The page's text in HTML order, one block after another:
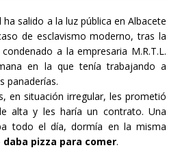
salido a la luz pública en Albacete
de esclavismo moderno, tras la
a la empresaria M.R.T.L.
en la que tenía trabajando a
panaderías.
en situación irregular, les prometió
alta y les haría un contrato. Una
todo el día, dormía en la misma
daba pizza para comer.